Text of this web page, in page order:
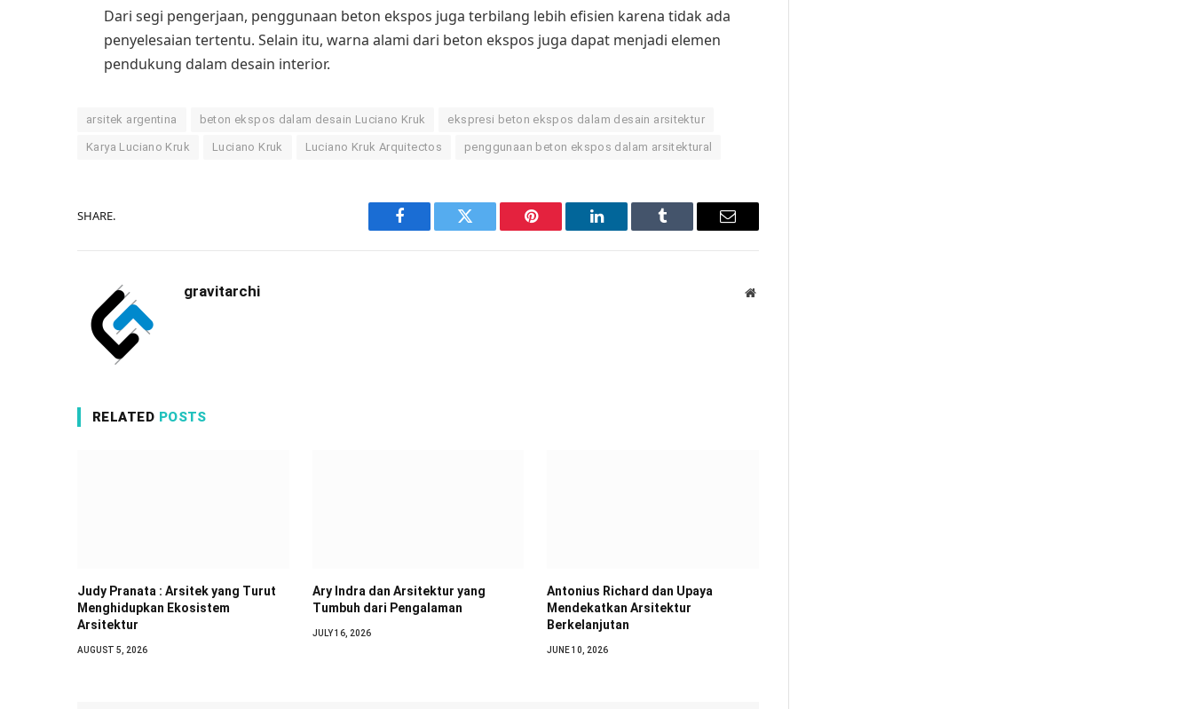
Dari segi pengerjaan, penggunaan beton ekspos juga terbilang lebih efisien karena tidak ada
penyelesaian tertentu. Selain itu, warna alami dari beton ekspos juga dapat menjadi elemen
pendukung dalam desain interior.
arsitek argentina beton ekspos dalam desain Luciano Kruk ekspresi beton ekspos dalam desain arsitektur
Karya Luciano Kruk Luciano Kruk Luciano Kruk Arquitectos penggunaan beton ekspos dalam arsitektural
SHARE.
Facebook Twitter Pinterest LinkedIn Tumblr Email
gravitarchi Website
RELATED POSTS
Judy Pranata : Arsitek yang Turut
Menghidupkan Ekosistem
Arsitektur
AUGUST 5, 2026
Ary Indra dan Arsitektur yang
Tumbuh dari Pengalaman
JULY 16, 2026
Antonius Richard dan Upaya
Mendekatkan Arsitektur
Berkelanjutan
JUNE 10, 2026